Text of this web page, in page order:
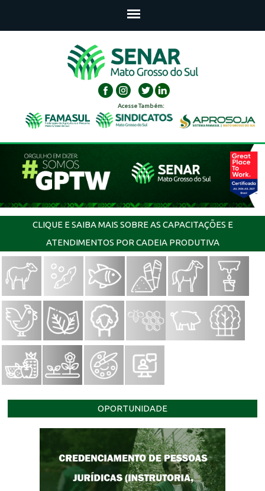
Acesse Também:
CLIQUE E SAIBA MAIS SOBRE AS CAPACITAÇÕES E
ATENDIMENTOS POR CADEIA PRODUTIVA
OPORTUNIDADE